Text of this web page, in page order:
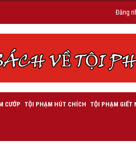
Đăng
CƯỚP TỘI PHẠM HÚT CHÍCH TỘI PHẠM GIẾT